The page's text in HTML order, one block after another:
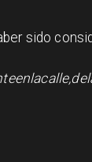
sido